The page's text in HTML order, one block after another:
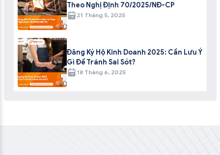
Theo Nghị Định 70/2025/NĐ-CP
21 Tháng 5, 2025
Đăng Ký Hộ Kinh Doanh 2025: Cần Lưu Ý
Gì Để Tránh Sai Sót?
18 Tháng 6, 2025